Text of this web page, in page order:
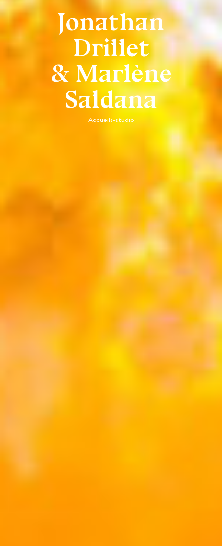
Jonathan
Drillet
& Marlène
Saldana
Accueils-studio